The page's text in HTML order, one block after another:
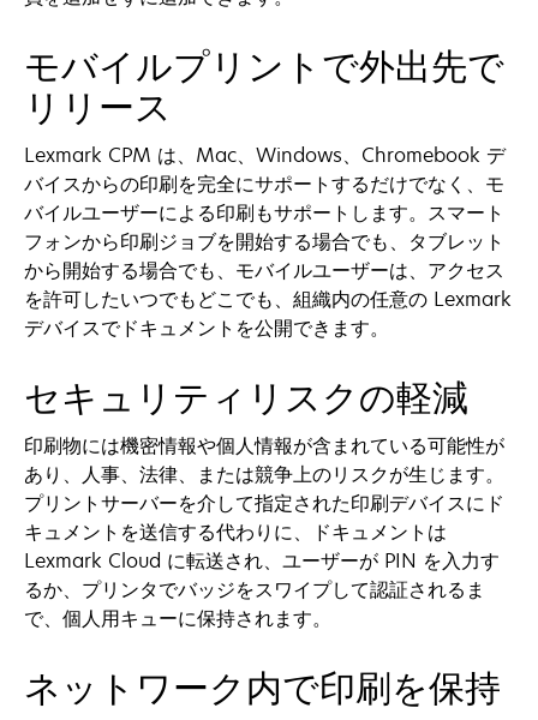
モバイルプリントで外出先で
リリース
Lexmark CPM は、Mac、Windows、Chromebook デ
バイスからの印刷を完全にサポートするだけでなく、モ
バイルユーザーによる印刷もサポートします。スマート
フォンから印刷ジョブを開始する場合でも、タブレット
から開始する場合でも、モバイルユーザーは、アクセス
を許可したいつでもどこでも、組織内の任意の Lexmark
デバイスでドキュメントを公開できます。
セキュリティリスクの軽減
印刷物には機密情報や個人情報が含まれている可能性が
あり、人事、法律、または競争上のリスクが生じます。
プリントサーバーを介して指定された印刷デバイスにド
キュメントを送信する代わりに、ドキュメントは
Lexmark Cloud に転送され、ユーザーが PIN を入力す
るか、プリンタでバッジをスワイプして認証されるま
で、個人用キューに保持されます。
ネットワーク内で印刷を保持